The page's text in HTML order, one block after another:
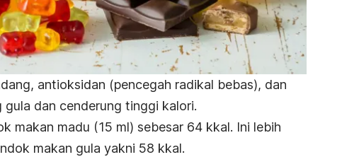
antioksidan (pencegah radikal bebas), dan
dan cenderung tinggi kalori.
makan madu (15 ml) sebesar 64 kkal. Ini lebih
makan gula yakni 58 kkal.